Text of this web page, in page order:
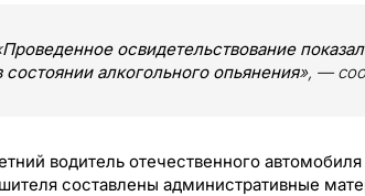
Проведенное освидетельствование
состоянии алкогольного опьянения», —
водитель отечественного
составлены административные